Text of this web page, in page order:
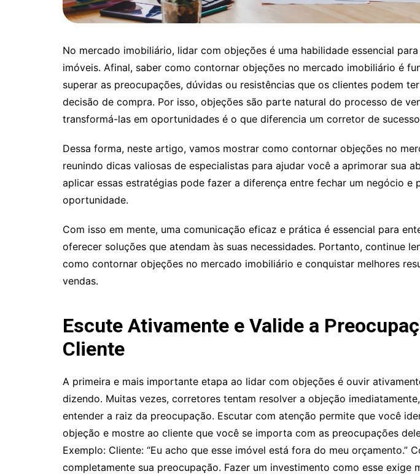
No mercado imobiliário, lidar com objeções é uma habilidade essencial
imóveis. Afinal, saber como contornar objeções no mercado imobiliário é
superar as preocupações, dúvidas ou resistências que os clientes podem
decisão de compra. Por isso, objeções são parte natural do processo de
transformá-las em oportunidades é o que diferencia um corretor de
Dessa forma, neste artigo, vamos mostrar como contornar objeções no
reunindo dicas valiosas de especialistas para ajudar você a aprimorar sua
aplicar essas estratégias pode fazer a diferença entre fechar um negócio e
oportunidade.
Com isso em mente, uma comunicação eficaz e prática é essencial para
oferecer soluções que atendam às suas necessidades. Portanto, continue
como contornar objeções no mercado imobiliário e conquistar melhores
vendas.
Escute Ativamente e Valide a
Cliente
A primeira e mais importante etapa ao lidar com objeções é ouvir
dizendo. Muitas vezes, corretores tentam resolver a objeção
entender a raiz da preocupação. Escutar com atenção permite que você
objeção e mostre ao cliente que você se importa com as preocupações
Exemplo: Cliente: “Eu acho que esse imóvel está fora do meu orçamento.”
completamente sua preocupação. Fazer um investimento como esse exige